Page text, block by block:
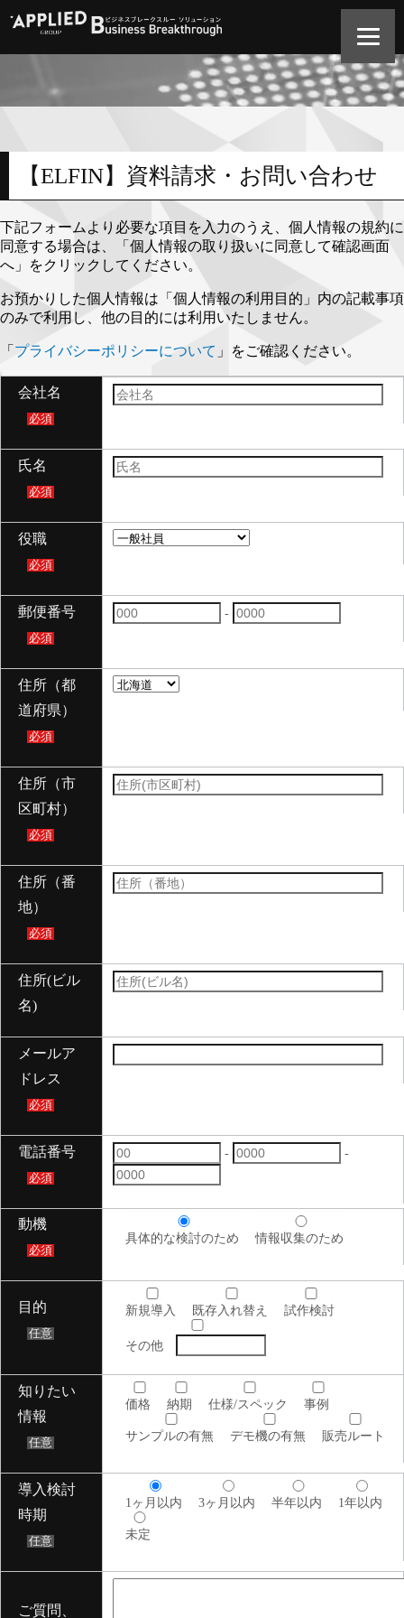
【ELFIN】資料請求・お問い合わせ
下記フォームより必要な項目を入力のうえ、個人情報の規約に
同意する場合は、「個人情報の取り扱いに同意して確認画面
へ」をクリックしてください。
お預かりした個人情報は「個人情報の利用目的」内の記載事項
のみで利用し、他の目的には利用いたしません。
「 プライバシーポリシーについて 」をご確認ください。
会社名
必須
氏名
必須
役職
必須
郵便番号
必須
-
住所（都
道府県）
必須
住所（市
区町村）
必須
住所（番
地）
必須
住所(ビル
名)
メールア
ドレス
必須
電話番号
必須
- -
動機
必須
具体的な検討のため 情報収集のため
目的
任意
新規導入 既存入れ替え 試作検討
その他
知りたい
情報
任意
価格 納期 仕様/スペック 事例
サンプルの有無 デモ機の有無 販売ルート
導入検討
時期
任意
1ヶ月以内 3ヶ月以内 半年以内 1年以内
未定
ご質問、